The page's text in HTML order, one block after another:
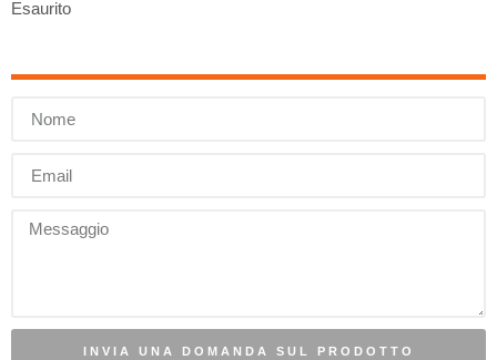
Esaurito
INVIA UNA DOMANDA SUL PRODOTTO